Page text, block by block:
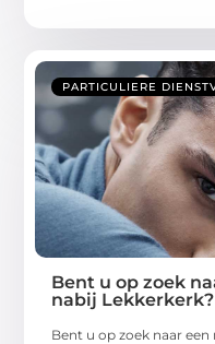
PARTICULIERE
Bent u op zoek
nabij Lekkerkerk?
Bent u op zoek naar